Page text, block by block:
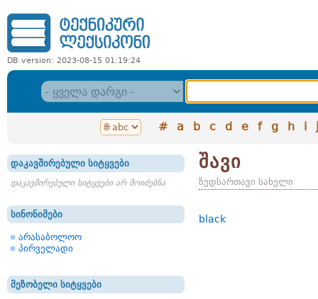
DB version: 2023-08-15 01:19:24
# a b c d e f g h i j
დაკავშირებული სიტყვები
დაკავშირებული სიტყვები არ მოიძებნა
სინონიმები
არასაბოლოო
პირველადი
მეზობელი სიტყვები
შავი
ზედსართავი სახელი
black